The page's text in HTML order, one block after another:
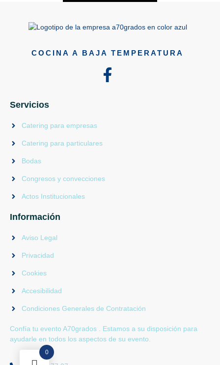
COCINA A BAJA TEMPERATURA
Servicios
Catering para empresas
Catering para particulares
Bodas
Congresos y convecciones
Actos Institucionales
Información
Aviso Legal
Privacidad
Cookies
Accesibilidad
Condiciones Generales de Contratación
Confía tu evento A70grados . Estamos a su disposición para
ayudarle en todos los aspectos de su evento.
0